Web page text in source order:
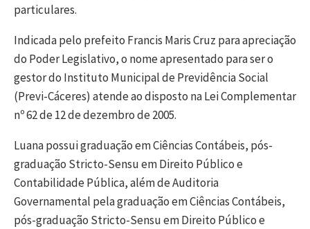
particulares.
Indicada pelo prefeito Francis Maris Cruz para apreciação
do Poder Legislativo, o nome apresentado para ser o
gestor do Instituto Municipal de Previdência Social
(Previ-Cáceres) atende ao disposto na Lei Complementar
nº 62 de 12 de dezembro de 2005.
Luana possui graduação em Ciências Contábeis, pós-
graduação Stricto-Sensu em Direito Público e
Contabilidade Pública, além de Auditoria
Governamental pela graduação em Ciências Contábeis,
pós-graduação Stricto-Sensu em Direito Público e